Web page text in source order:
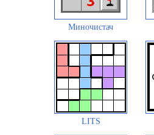
Миночистач
LITS